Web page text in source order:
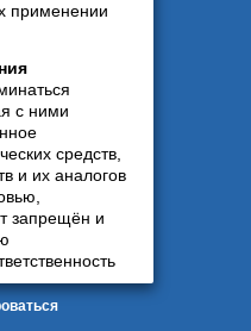
применении
с ними
средств,
и их аналогов
запрещён и